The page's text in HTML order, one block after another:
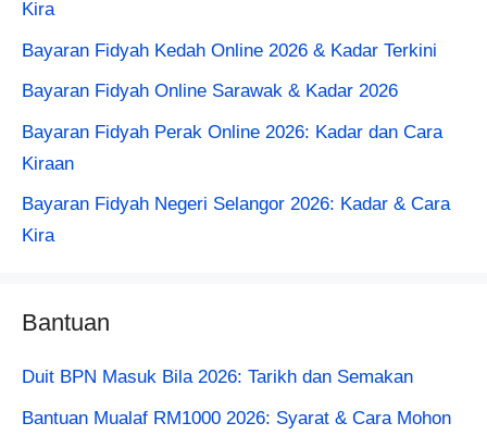
Kira
Bayaran Fidyah Kedah Online 2026 & Kadar Terkini
Bayaran Fidyah Online Sarawak & Kadar 2026
Bayaran Fidyah Perak Online 2026: Kadar dan Cara
Kiraan
Bayaran Fidyah Negeri Selangor 2026: Kadar & Cara
Kira
Bantuan
Duit BPN Masuk Bila 2026: Tarikh dan Semakan
Bantuan Mualaf RM1000 2026: Syarat & Cara Mohon